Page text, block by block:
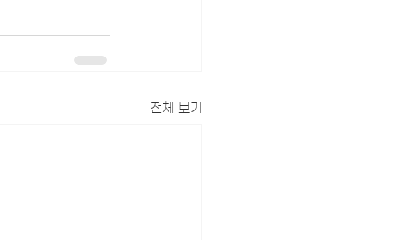
전체 보기